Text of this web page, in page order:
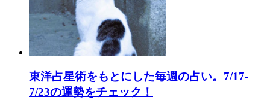
東洋占星術をもとにした毎週の占い。7/17-
7/23の運勢をチェック！